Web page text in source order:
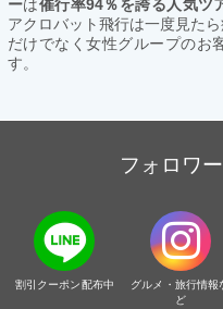
ーは催行率94％を誇る人気ツ
アクロバット飛行は一度見た
だけでなく女性グループのお
す。
フォロワ
割引クーポン配布中
グルメ・旅行情報
ど